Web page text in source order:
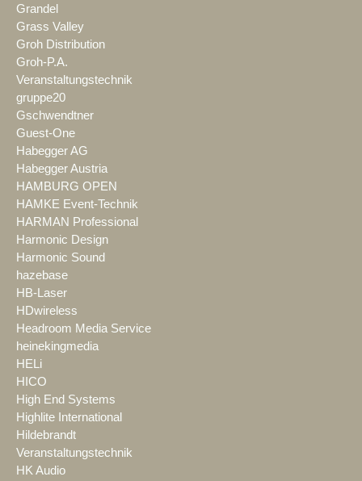
Grandel
Grass Valley
Groh Distribution
Groh-P.A.
Veranstaltungstechnik
gruppe20
Gschwendtner
Guest-One
Habegger AG
Habegger Austria
HAMBURG OPEN
HAMKE Event-Technik
HARMAN Professional
Harmonic Design
Harmonic Sound
hazebase
HB-Laser
HDwireless
Headroom Media Service
heinekingmedia
HELi
HICO
High End Systems
Highlite International
Hildebrandt
Veranstaltungstechnik
HK Audio